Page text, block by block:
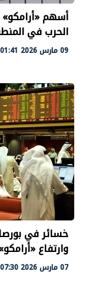
الحرب في
09 مارس 2026 01:41 ص
خسائر في
وارتفاع
07 مارس 2026 07:30 م